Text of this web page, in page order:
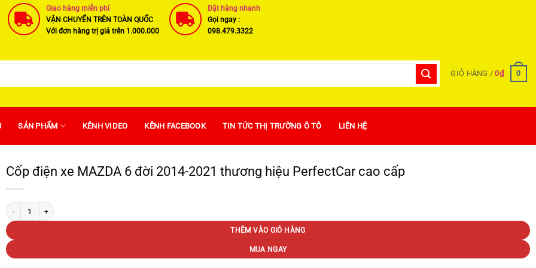
Giao hàng miễn phí
VẬN CHUYỂN TRÊN TOÀN QUỐC
Với đơn hàng trị giá trên 1.000.000
Đặt hàng nhanh
Gọi ngay :
098.479.3322
GIỎ HÀNG /0₫ 0
SẢN PHẨM KÊNH VIDEO KÊNH FACEBOOK TIN TỨC THỊ TRƯỜNG Ô TÔ LIÊN HỆ
Cốp điện xe MAZDA 6 đời 2014-2021 thương hiệu PerfectCar cao cấp
Cốp điện xe MAZDA 6 đời 2014-2021 thương hiệu PerfectCar cao cấp số lượng
THÊM VÀO GIỎ HÀNG
MUA NGAY